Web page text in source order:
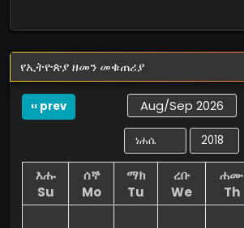
የኢትዮጵያ ዘመን መቁጠሪያ
‹‹ prev Aug/Sep 2026
እሑ
Su
ሰኞ
Mo
ማክ
Tu
ረቡ
We
ሐሙ
Th